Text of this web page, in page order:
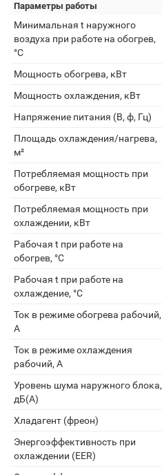
Параметры работы
Минимальная t наружного
воздуха при работе на обогрев,
°С
Мощность обогрева, кВт
Мощность охлаждения, кВт
Напряжение питания (В, ф, Гц)
Площадь охлаждения/нагрева,
м²
Потребляемая мощность при
обогреве, кВт
Потребляемая мощность при
охлаждении, кВт
Рабочая t при работе на
обогрев, °С
Рабочая t при работе на
охлаждение, °С
Ток в режиме обогрева рабочий,
А
Ток в режиме охлаждения
рабочий, А
Уровень шума наружного блока,
дБ(А)
Хладагент (фреон)
Энергоэффективность при
охлаждении (EER)